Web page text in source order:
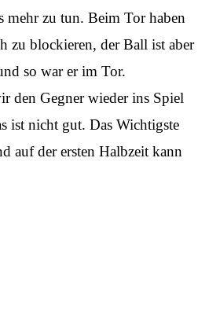
mehr zu tun. Beim Tor haben
zu blockieren, der Ball ist aber
so war er im Tor.
den Gegner wieder ins Spiel
ist nicht gut. Das Wichtigste
auf der ersten Halbzeit kann